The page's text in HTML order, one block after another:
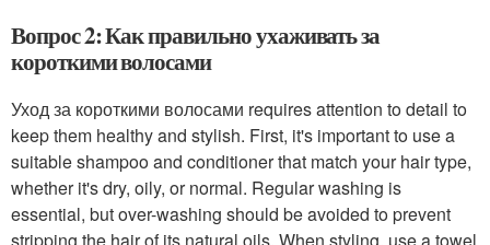
Вопрос 2: Как правильно ухаживать за
короткими волосами
Уход за короткими волосами requires attention to detail to
keep them healthy and stylish. First, it's important to use a
suitable shampoo and conditioner that match your hair type,
whether it's dry, oily, or normal. Regular washing is
essential, but over-washing should be avoided to prevent